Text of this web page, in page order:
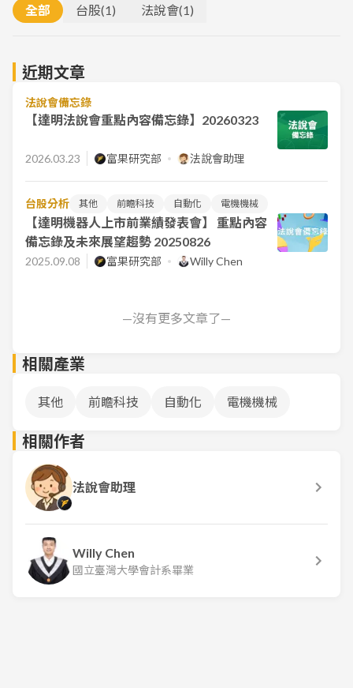
全部 台股(1) 法說會(1)
近期文章
法說會備忘錄
【達明法說會重點內容備忘錄】20260323
2026.03.23 富果研究部 法說會助理
台股分析 其他 前瞻科技 自動化 電機機械
【達明機器人上市前業績發表會】 重點內容
備忘錄及未來展望趨勢 20250826
2025.09.08 富果研究部 Willy Chen
—沒有更多文章了—
相關產業
其他 前瞻科技 自動化 電機機械
相關作者
法說會助理
Willy Chen
國立臺灣大學會計系畢業